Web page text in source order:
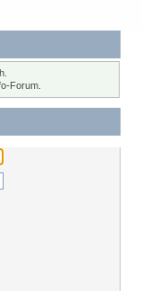
Forum.